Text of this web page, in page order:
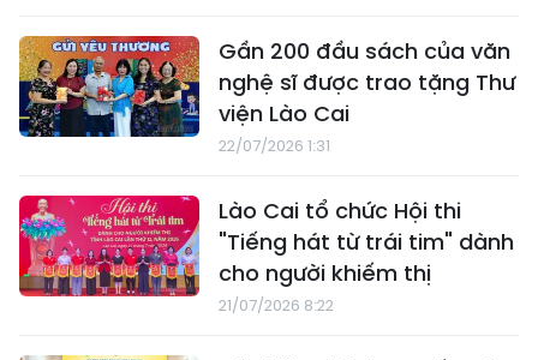
Gần 200 đầu sách của văn
nghệ sĩ được trao tặng Thư
viện Lào Cai
22/07/2026 1:31
Lào Cai tổ chức Hội thi
"Tiếng hát từ trái tim" dành
cho người khiếm thị
21/07/2026 8:22